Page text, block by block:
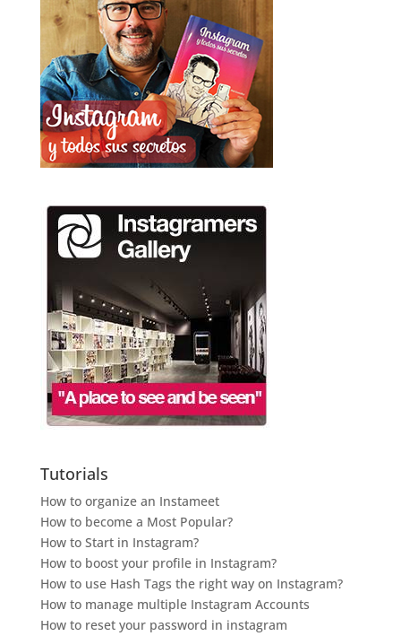
Tutorials
How to organize an Instameet
How to become a Most Popular?
How to Start in Instagram?
How to boost your profile in Instagram?
How to use Hash Tags the right way on Instagram?
How to manage multiple Instagram Accounts
How to reset your password in instagram